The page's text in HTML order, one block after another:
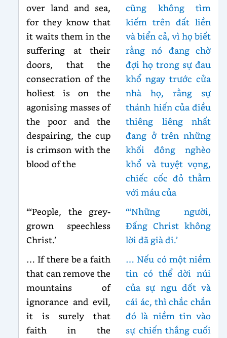
over land and sea,
for they know that
it waits them in the
suffering at their
doors, that the
consecration of the
holiest is on the
agonising masses of
the poor and the
despairing, the cup
is crimson with the
blood of the
cũng không tìm
kiếm trên đất liền
và biển cả, vì họ biết
rằng nó đang chờ
đợi họ trong sự đau
khổ ngay trước cửa
nhà họ, rằng sự
thánh hiến của điều
thiêng liêng nhất
đang ở trên những
khối đông nghèo
khổ và tuyệt vọng,
chiếc cốc đỏ thẫm
với máu của
“‘People, the grey-
grown speechless
Christ.’
“‘Những người,
Đấng Christ không
lời đã già đi.’
… If there be a faith
that can remove the
mountains of
ignorance and evil,
it is surely that
faith in the
… Nếu có một niềm
tin có thể dời núi
của sự ngu dốt và
cái ác, thì chắc chắn
đó là niềm tin vào
sự chiến thắng cuối